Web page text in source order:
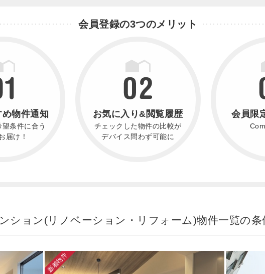
会員登録の3つのメリット
物件通知
条件に合う
届け！
お気に入り&閲覧履歴
チェックした物件の比較が
デバイス問わず可能に
会員限
ション(リノベーション・リフォーム)物件一覧の
新着物件